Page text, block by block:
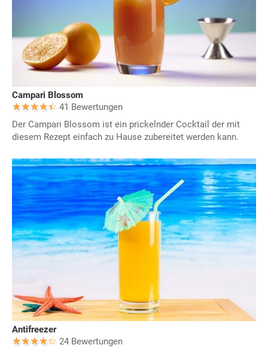
Campari Blossom
41 Bewertungen
Der Campari Blossom ist ein prickelnder Cocktail der mit
diesem Rezept einfach zu Hause zubereitet werden kann.
Antifreezer
24 Bewertungen